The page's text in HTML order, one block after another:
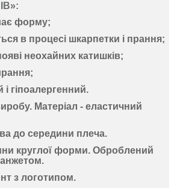
форму;
в процесі шкарпетки і прання;
неохайних катишків;
;
і гіпоалергенний.
Матеріал - еластичний
до середини плеча.
круглої форми. Оброблений
з логотипом.